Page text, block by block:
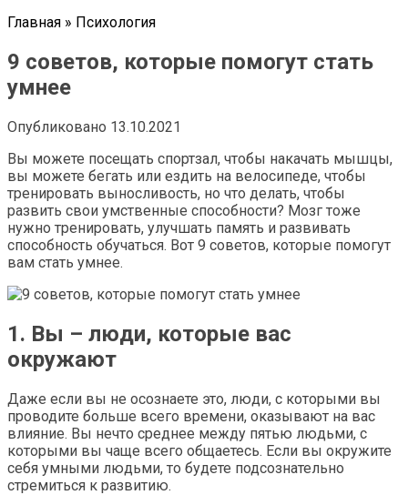
Главная » Психология
9 советов, которые помогут стать
умнее
Опубликовано 13.10.2021
Вы можете посещать спортзал, чтобы накачать мышцы,
вы можете бегать или ездить на велосипеде, чтобы
тренировать выносливость, но что делать, чтобы
развить свои умственные способности? Мозг тоже
нужно тренировать, улучшать память и развивать
способность обучаться. Вот 9 советов, которые помогут
вам стать умнее.
1. Вы – люди, которые вас
окружают
Даже если вы не осознаете это, люди, с которыми вы
проводите больше всего времени, оказывают на вас
влияние. Вы нечто среднее между пятью людьми, с
которыми вы чаще всего общаетесь. Если вы окружите
себя умными людьми, то будете подсознательно
стремиться к развитию.